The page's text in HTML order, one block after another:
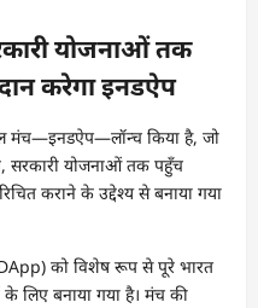
योजनाओं तक
करेगा इनडऐप
मंच—इनडऐप—लॉन्च किया है, जो
सरकारी योजनाओं तक पहुँच
कराने के उद्देश्य से बनाया गया
को विशेष रूप से पूरे भारत
के लिए बनाया गया है। मंच की